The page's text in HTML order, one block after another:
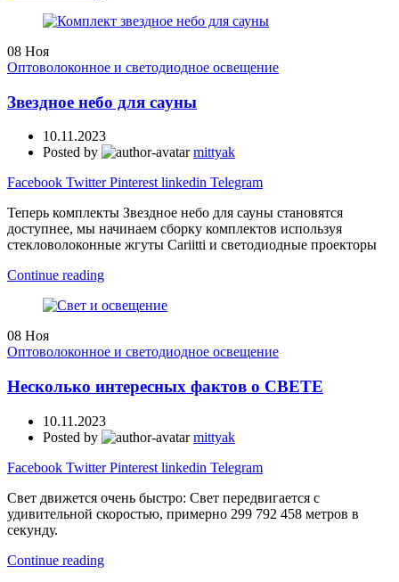
08 Ноя
Оптоволоконное и светодиодное освещение
Звездное небо для сауны
10.11.2023
Posted by
mittyak
Facebook Twitter Pinterest linkedin Telegram
Теперь комплекты Звездное небо для сауны становятся
доступнее, мы начинаем сборку комплектов используя
стекловолоконные жгуты Cariitti и светодиодные проекторы
Continue reading
08 Ноя
Оптоволоконное и светодиодное освещение
Несколько интересных фактов о СВЕТЕ
10.11.2023
Posted by
mittyak
Facebook Twitter Pinterest linkedin Telegram
Свет движется очень быстро: Свет передвигается с
удивительной скоростью, примерно 299 792 458 метров в
секунду.
Continue reading